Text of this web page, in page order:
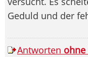
Geduld und der
Antworten ohne